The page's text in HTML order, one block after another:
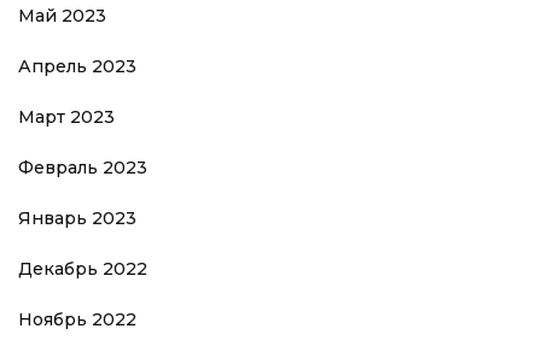
Май 2023
Апрель 2023
Март 2023
Февраль 2023
Январь 2023
Декабрь 2022
Ноябрь 2022